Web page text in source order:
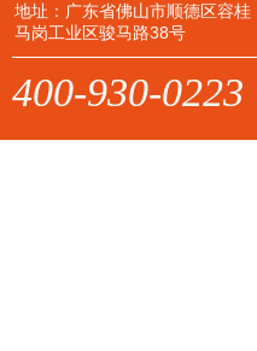
地址：广东省佛山市顺德区容桂
马岗工业区骏马路38号
400-930-0223